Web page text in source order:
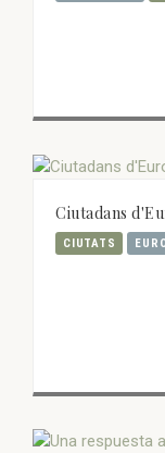
Ciutadans
CIUTATS